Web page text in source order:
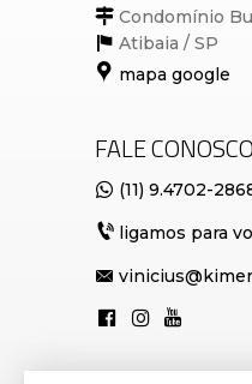
Condomínio
Atibaia / SP
mapa google
FALE CONOSCO
(11) 9.4702-
ligamos para